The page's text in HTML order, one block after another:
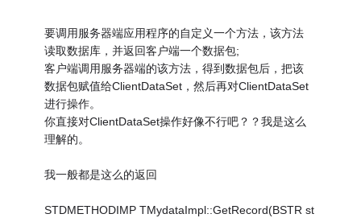
要调用服务器端应用程序的自定义一个方法，该方法
读取数据库，并返回客户端一个数据包;
客户端调用服务器端的该方法，得到数据包后，把该
数据包赋值给ClientDataSet，然后再对ClientDataSet
进行操作。
你直接对ClientDataSet操作好像不行吧？？我是这么
理解的。
我一般都是这么的返回
STDMETHODIMP TMydataImpl::GetRecord(BSTR st